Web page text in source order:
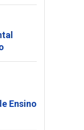
Ensino